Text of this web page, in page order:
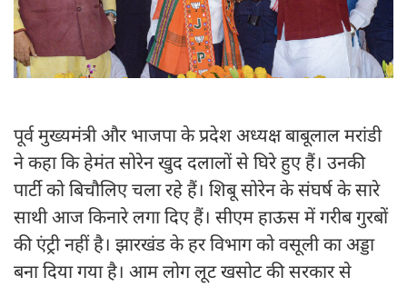
पूर्व मुख्यमंत्री और भाजपा के प्रदेश अध्यक्ष बाबूलाल मरांडी
ने कहा कि हेमंत सोरेन खुद दलालों से घिरे हुए हैं। उनकी
पार्टी को बिचौलिए चला रहे हैं। शिबू सोरेन के संघर्ष के सारे
साथी आज किनारे लगा दिए हैं। सीएम हाऊस में गरीब गुरबों
की एंट्री नहीं है। झारखंड के हर विभाग को वसूली का अड्डा
बना दिया गया है। आम लोग लूट खसोट की सरकार से